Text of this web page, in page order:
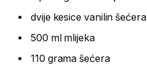
dvije kesice vanilin šećera
500 ml mlijeka
110 grama šećera